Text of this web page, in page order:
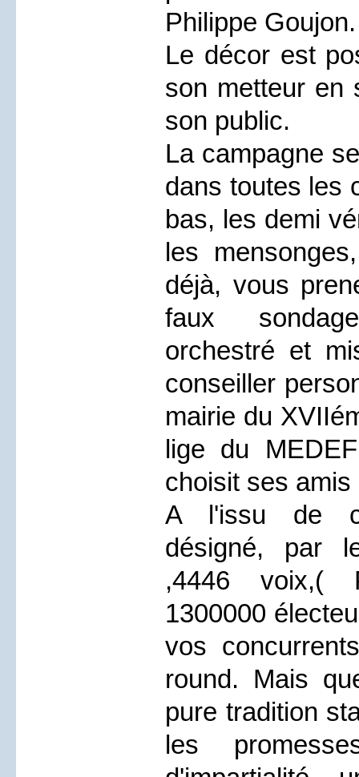
Philippe Goujon.
Le décor est
son metteur en
son public.
La campagne
dans toutes les
bas, les demi
les
déjà, vous
faux
orchestré et
conseiller
mairie du
lige du
choisit ses amis
A l'issu de
désigné, par
,4446 voix,(
1300000
vos
round. Mais
pure tradition
les